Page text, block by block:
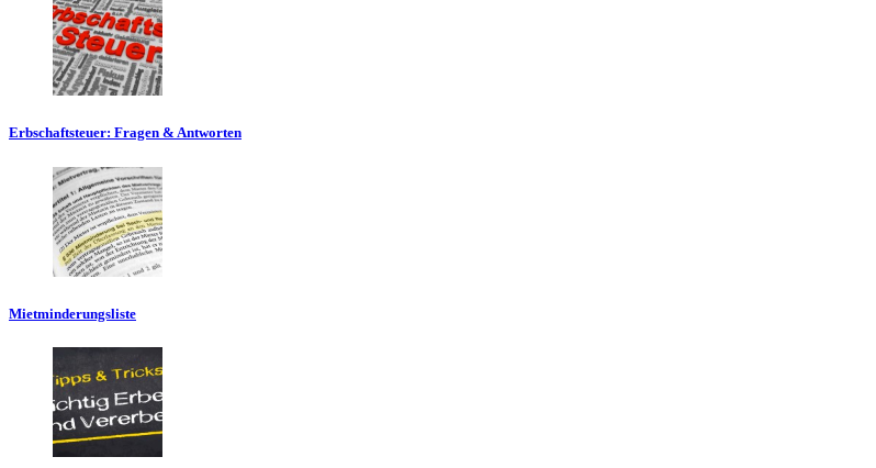
Erbschaftsteuer: Fragen & Antworten
Mietminderungsliste